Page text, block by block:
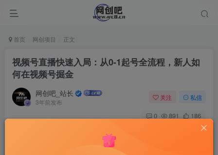
首页 网创项目 正文
视频号直播快速入局：从0-1起号全流程，新人如
何在视频号掘金
网创吧_站长
3年前发布
关注 私信
0 891 186